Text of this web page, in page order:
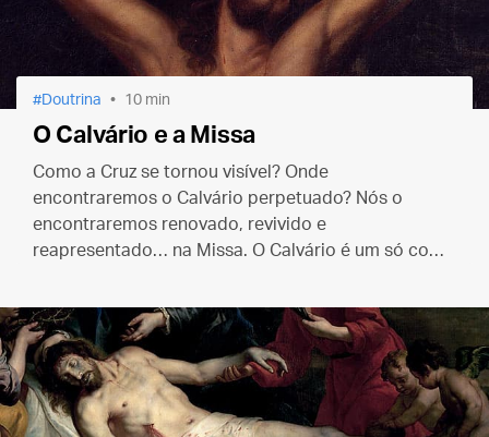
Doutrina 10 min
O Calvário e a Missa
Como a Cruz se tornou visível? Onde
encontraremos o Calvário perpetuado? Nós o
encontraremos renovado, revivido e
reapresentado… na Missa. O Calvário é um só com
Vítima.